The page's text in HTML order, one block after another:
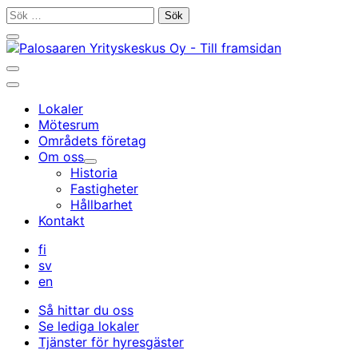
Gå
innehållet
Sök
Stäng
sökfältet
Öppna/stäng
sökfältet
Huvudmeny
Lokaler
Mötesrum
Områdets företag
Om oss
Undermeny
Historia
Fastigheter
Hållbarhet
Kontakt
fi
sv
en
Så hittar du oss
Se lediga lokaler
Tjänster för hyresgäster